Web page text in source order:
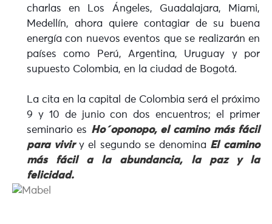
charlas en Los Ángeles, Guadalajara, Miami,
Medellín, ahora quiere contagiar de su buena
energía con nuevos eventos que se realizarán en
países como Perú, Argentina, Uruguay y por
supuesto Colombia, en la ciudad de Bogotá.
La cita en la capital de Colombia será el próximo
9 y 10 de junio con dos encuentros; el primer
seminario es Ho´oponopo, el camino más fácil
para vivir y el segundo se denomina El camino
más fácil a la abundancia, la paz y la
felicidad.